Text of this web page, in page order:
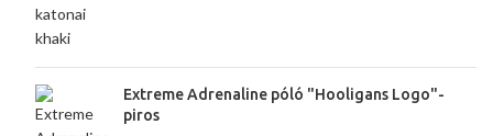
Extreme Adrenaline póló "Hooligans Logo"-
piros